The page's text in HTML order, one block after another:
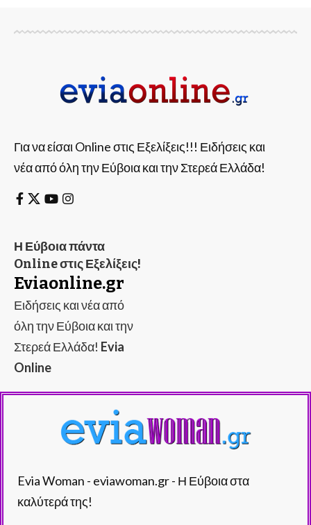
Για να είσαι Online στις Εξελίξεις!!! Ειδήσεις και
νέα από όλη την Εύβοια και την Στερεά Ελλάδα!
Η Εύβοια πάντα
Online στις Εξελίξεις!
Eviaonline.gr
Ειδήσεις και νέα από
όλη την Εύβοια και την
Στερεά Ελλάδα! Evia
Online
Evia Woman - eviawoman.gr - Η Εύβοια στα
καλύτερά της!